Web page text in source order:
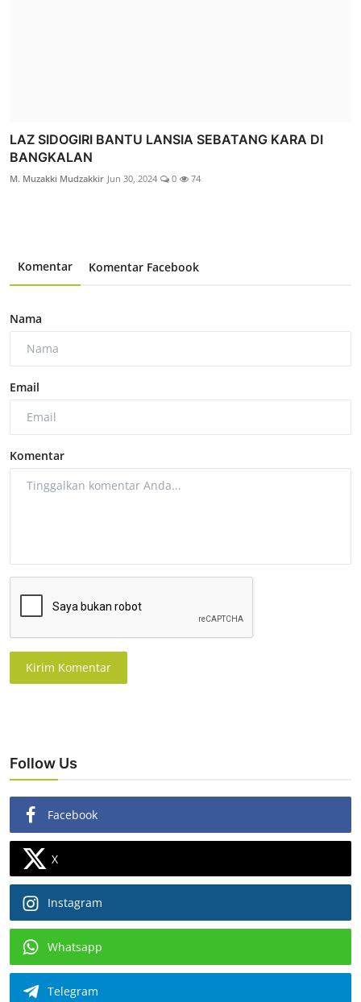
LAZ SIDOGIRI BANTU LANSIA SEBATANG KARA DI
BANGKALAN
M. Muzakki Mudzakkir Jun 30, 2024 0 74
Komentar Komentar Facebook
Nama
Email
Komentar
Kirim Komentar
Follow Us
Facebook
X
Instagram
Whatsapp
Telegram